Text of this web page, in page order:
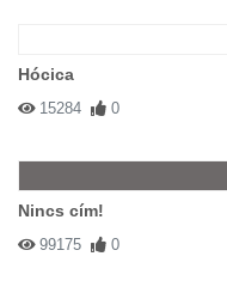
Hócica
15284 0
Nincs cím!
99175 0